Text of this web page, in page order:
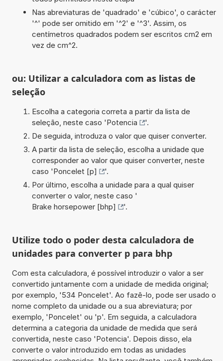
Nas abreviaturas de 'quadrado' e 'cúbico', o carácter
'^' pode ser omitido em '^2' e '^3'. Assim, os
centímetros quadrados podem ser escritos cm2 em
vez de cm^2.
ou: Utilizar a calculadora com as listas de
seleção
Escolha a categoria correta a partir da lista de
seleção, neste caso 'Potencia
'.
De seguida, introduza o valor que quiser converter.
A partir da lista de seleção, escolha a unidade que
corresponder ao valor que quiser converter, neste
caso 'Poncelet [p]
'.
Por último, escolha a unidade para a qual quiser
converter o valor, neste caso '
Brake horsepower [bhp]
'.
Utilize todo o poder desta calculadora de
unidades para converter p para bhp
Com esta calculadora, é possível introduzir o valor a ser
convertido juntamente com a unidade de medida original;
por exemplo, '534 Poncelet'. Ao fazê-lo, pode ser usado o
nome completo da unidade ou a sua abreviatura; por
exemplo, 'Poncelet' ou 'p'. Em seguida, a calculadora
determina a categoria da unidade de medida que será
convertida, neste caso 'Potencia'. Depois disso, ela
converte o valor introduzido em todas as unidades